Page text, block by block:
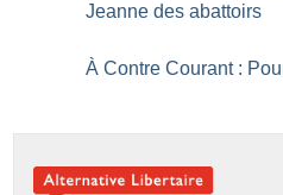
Jeanne des abattoirs
À Contre Courant :